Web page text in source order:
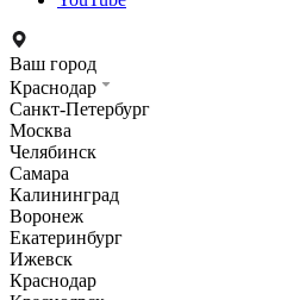
Ваш город
Краснодар
Санкт-Петербург
Москва
Челябинск
Самара
Калининград
Воронеж
Екатеринбург
Ижевск
Краснодар